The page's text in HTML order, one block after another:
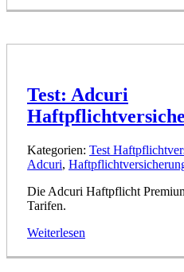
Test: Adcuri
Kategorien: Test
Adcuri,
Die Adcuri Haftpflicht
Tarifen.
Weiterlesen